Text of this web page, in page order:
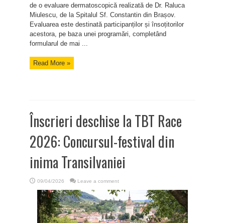
de o evaluare dermatoscopică realizată de Dr. Raluca
Miulescu, de la Spitalul Sf. Constantin din Brașov.
Evaluarea este destinată participanților și însoțitorilor
acestora, pe baza unei programări, completând
formularul de mai ...
Read More »
Înscrieri deschise la TBT Race
2026: Concursul-festival din
inima Transilvaniei
09/04/2026 Leave a comment